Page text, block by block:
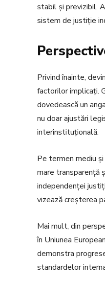
stabil și previzibil.
sistem de justiție
Privind înainte,
factorilor implicați.
dovedească un
nu doar ajustări
interinstituțională.
Pe termen mediu
mare transparență
independenței
vizează creșterea
Mai mult, din
în Uniunea
demonstra
standardelor